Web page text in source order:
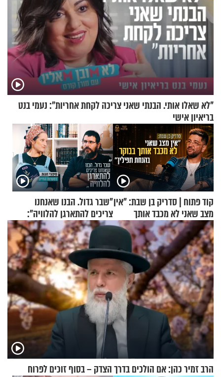
"לא שאלו אותי. הבנתי שאני צריכה לקחת אחריות": נעמי בנט
בריאיון אישי
קוד פתוח | סדריק בן שבת: "אין
מצב שאני לא מכבד אותך
בבוקר בהנחת תפילין"
"שבר גדול. הבנו שאנחנו
צריכים להתארגן להלוויה":
זוגיות במבחן, הפעם עם מרים
וגד דנינו
הרב זמיר כהן: אם הולכים בדרך הצדק – בסוף זוכים לפרוח